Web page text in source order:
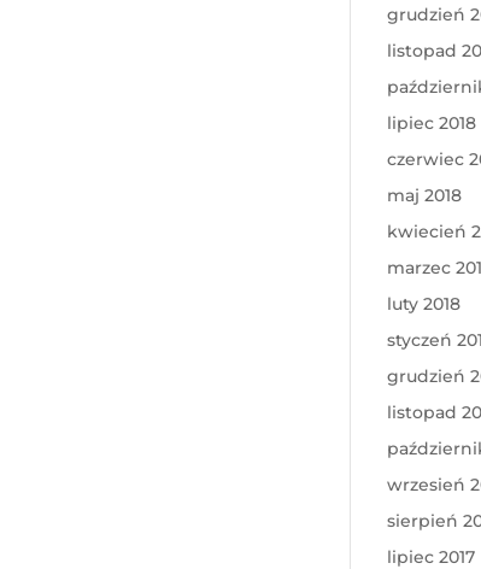
grudzień
listopad
lipiec 2018
czerwiec
maj 2018
kwiecień
marzec
luty 2018
styczeń
grudzień
listopad
wrzesień
sierpień
lipiec 2017